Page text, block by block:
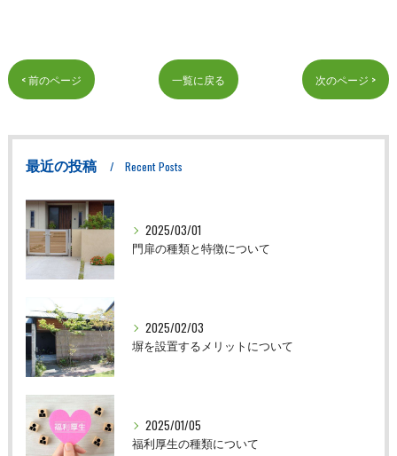
< 前のページ 一覧に戻る 次のページ >
最近の投稿 Recent Posts
2025/03/01
門扉の種類と特徴について
2025/02/03
塀を設置するメリットについて
2025/01/05
福利厚生の種類について